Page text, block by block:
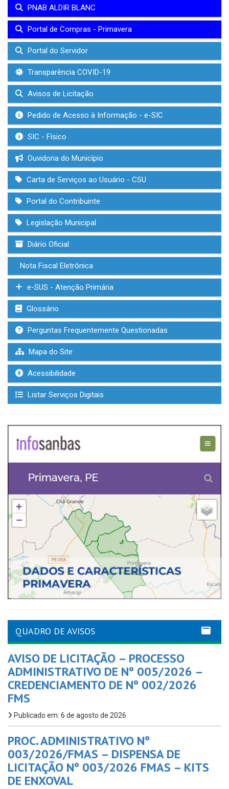
PNAB ALDIR BLANC
Portal de Compras - Primavera
Portal do Servidor
Transparência COVID-19
Avisos de Licitação
Pedido de Acesso à Informação - e-SIC
SIC - Físico
Ouvidoria do Município
Carta de Serviços ao Usuário - CSU
Portal do Contribuinte
Legislação Municipal
Diário Oficial
Nota Fiscal Eletrônica
e-SUS - Atenção Primária
Glossário
Perguntas Frequentemente Questionadas
Mapa do Site
Acessibilidade
Listar Serviços Digitais
QUADRO DE AVISOS
AVISO DE LICITAÇÃO – PROCESSO
ADMINISTRATIVO DE Nº 005/2026 –
CREDENCIAMENTO DE Nº 002/2026
FMS
Publicado em: 6 de agosto de 2026
PROC. ADMINISTRATIVO Nº
003/2026/FMAS – DISPENSA DE
LICITAÇÃO Nº 003/2026 FMAS – KITS
DE ENXOVAL